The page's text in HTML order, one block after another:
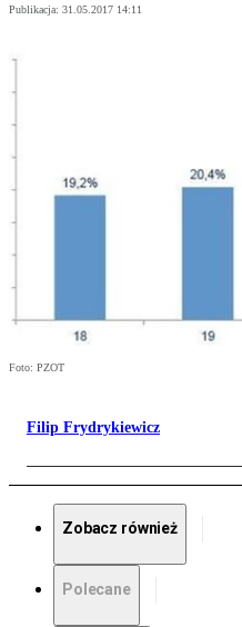
Publikacja: 31.05.2017 14:11
Foto: PZOT
Filip Frydrykiewicz
Zobacz również
Polecane